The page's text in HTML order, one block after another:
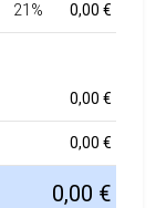
21% 0,00 €
0,00 €
0,00 €
0,00 €